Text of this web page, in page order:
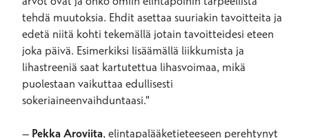
tehdä muutoksia. Ehdit asettaa suuriakin tavoitteita ja
edetä niitä kohti tekemällä jotain tavoitteidesi eteen
joka päivä. Esimerkiksi lisäämällä liikkumista ja
lihastreeniä saat kartutettua lihasvoimaa, mikä
puolestaan vaikuttaa edullisesti
sokeriaineenvaihduntaasi."
– Pekka Aroviita, elintapalääketieteeseen perehtynyt